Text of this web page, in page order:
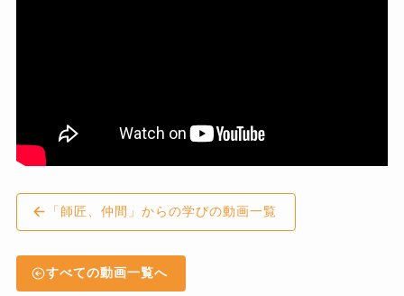
「師匠、仲間」からの学びの動画一覧
すべての動画一覧へ